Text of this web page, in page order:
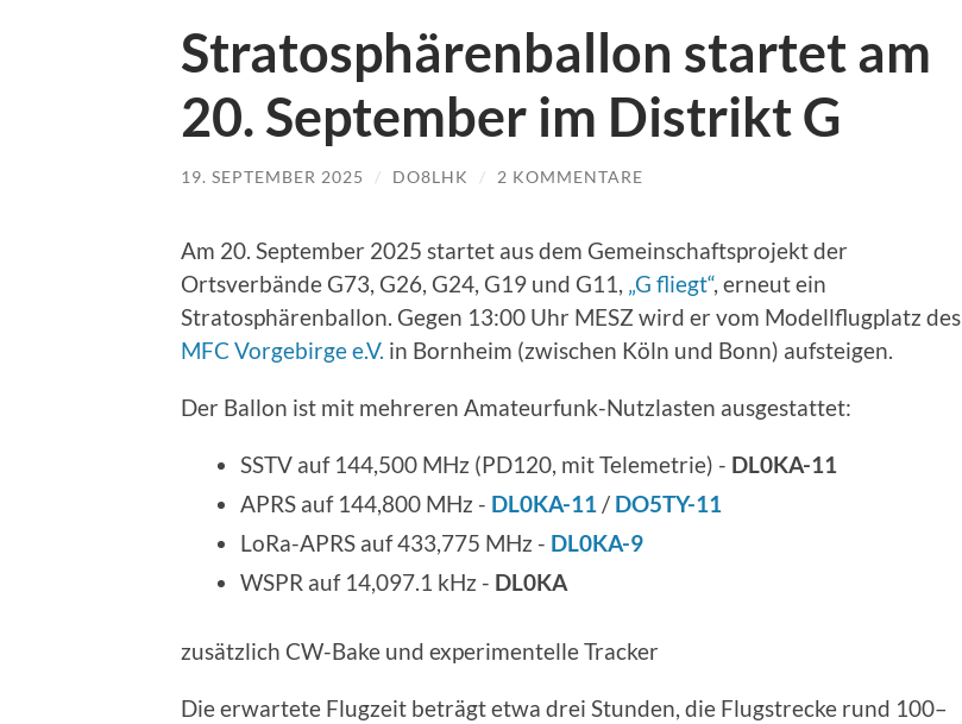
Stratosphärenballon startet am
20. September im Distrikt G
19. SEPTEMBER 2025 / DO8LHK / 2 KOMMENTARE
Am 20. September 2025 startet aus dem Gemeinschaftsprojekt der
Ortsverbände G73, G26, G24, G19 und G11, „G fliegt“, erneut ein
Stratosphärenballon. Gegen 13:00 Uhr MESZ wird er vom Modellflugplatz des
MFC Vorgebirge e.V. in Bornheim (zwischen Köln und Bonn) aufsteigen.
Der Ballon ist mit mehreren Amateurfunk-Nutzlasten ausgestattet:
SSTV auf 144,500 MHz (PD120, mit Telemetrie) - DL0KA-11
APRS auf 144,800 MHz - DL0KA-11/ DO5TY-11
LoRa-APRS auf 433,775 MHz - DL0KA-9
WSPR auf 14,097.1 kHz - DL0KA
zusätzlich CW-Bake und experimentelle Tracker
Die erwartete Flugzeit beträgt etwa drei Stunden, die Flugstrecke rund 100–